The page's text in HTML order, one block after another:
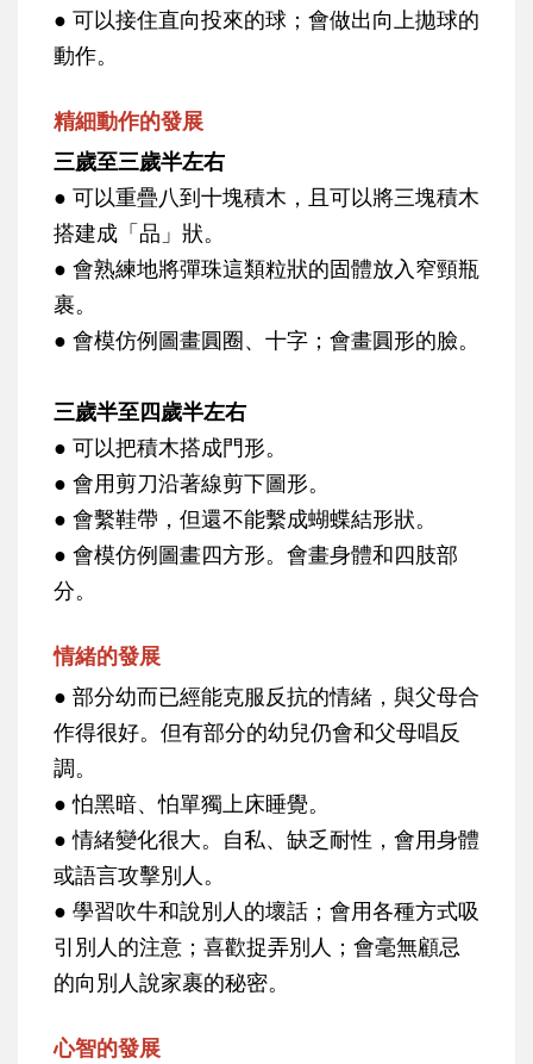
● 可以接住直向投來的球；會做出向上拋球的
動作。
精細動作的發展
三歲至三歲半左右
● 可以重疊八到十塊積木，且可以將三塊積木
搭建成「品」狀。
● 會熟練地將彈珠這類粒狀的固體放入窄頸瓶
裹。
● 會模仿例圖畫圓圈、十字；會畫圓形的臉。
三歲半至四歲半左右
● 可以把積木搭成門形。
● 會用剪刀沿著線剪下圖形。
● 會繫鞋帶，但還不能繫成蝴蝶結形狀。
● 會模仿例圖畫四方形。會畫身體和四肢部
分。
情緒的發展
● 部分幼而已經能克服反抗的情緒，與父母合
作得很好。但有部分的幼兒仍會和父母唱反
調。
● 怕黑暗、怕單獨上床睡覺。
● 情緒變化很大。自私、缺乏耐性，會用身體
或語言攻擊別人。
● 學習吹牛和說別人的壞話；會用各種方式吸
引別人的注意；喜歡捉弄別人；會毫無顧忌
的向別人說家裹的秘密。
心智的發展